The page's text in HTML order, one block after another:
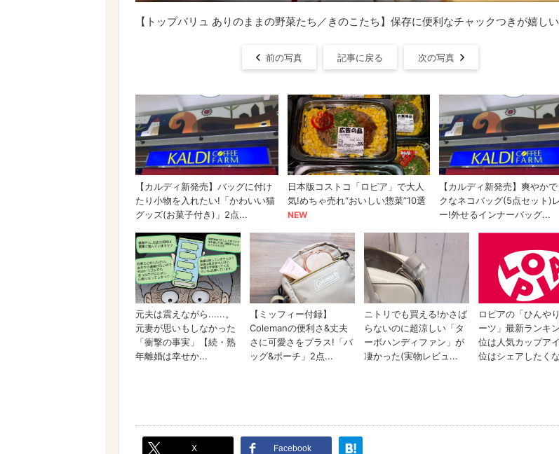
【トップバリュ ありのままの野菜たち／きのこたち】保存に便利なチャックつきが嬉しい
前の写真 記事に戻る 次の写真
X Facebook